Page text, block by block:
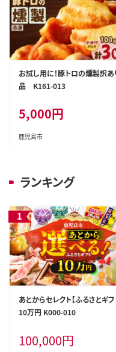
お試し用に！豚トロの燻製訳あ
品 K161-013
5,000円
鹿児島市
ランキング
あとからセレクト【ふるさとギフ
10万円 K000-010
100,000円